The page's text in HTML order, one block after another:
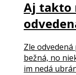
Aj takto
Zle
bežná, no
im nedá